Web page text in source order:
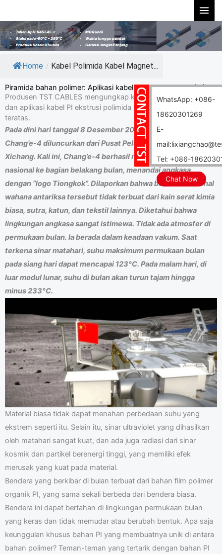
WhatsApp: +086-
18620301269
E-
Tel: +086-
Chat Now
ke
kontenTahan Api EN45545-2
Stabil pada -60℃ ~ 280℃
Produksi Desain Khusus
MOQ kecil
Waktu tunggu pendek
Garansi Jangka Panjang
Home / Kabel Polimida Kabel Magnet...
Piramida bahan polimer: Aplikasi kabel ekstrusi polimida (PI)
Produsen TST CABLES mengungkap karakteristik, keunggulan
dan aplikasi kabel PI ekstrusi polimida berbahan polimer
teratas.
Pada dini hari tanggal 8 Desember 2018, wahana antariksa
Chang’e-4 diluncurkan dari Pusat Peluncuran Satelit
Xichang. Kali ini, Chang’e-4 berhasil membawa bendera
nasional ke bagian belakang bulan, menandai angkasa
dengan “logo Tiongkok”. Dilaporkan bahwa bendera nasional
wahana antariksa tersebut tidak terbuat dari kain serat kimia
biasa, sutra, katun, dan tekstil lainnya. Diketahui bahwa
lingkungan angkasa sangat istimewa. Tidak ada atmosfer di
permukaan bulan. Ia berada dalam keadaan vakum. Saat
terkena sinar matahari, suhu maksimum permukaan bulan
pada siang hari dapat mencapai 123°C. Pada malam hari, di
luar modul lunar, suhu di bulan akan turun tajam hingga
minus 233°C.
Material biasa tidak dapat menahan perbedaan suhu yang
ekstrem seperti itu. Selain itu, sinar ultraviolet yang dihasilkan
oleh matahari sangat kuat, dan ada juga radiasi dari sinar
kosmik dan partikel berenergi tinggi, yang memiliki efek
merusak yang kuat pada material.
Bendera yang berkibar di bulan terbuat dari bahan film polimer
organik PI, yang sama sekali berbeda dari bendera biasa.
Bendera ini dapat bertahan di lingkungan permukaan bulan
yang keras dan tidak memudar atau berubah bentuk. Apa saja
keunggulan khusus bahan PI yang membuatnya unik di antara
bahan polimer? Teman-teman yang tertarik dengan bahan PI